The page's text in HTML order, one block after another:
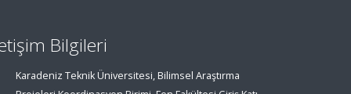
Bilgileri
Karadeniz Teknik Üniversitesi, Bilimsel Araştırma